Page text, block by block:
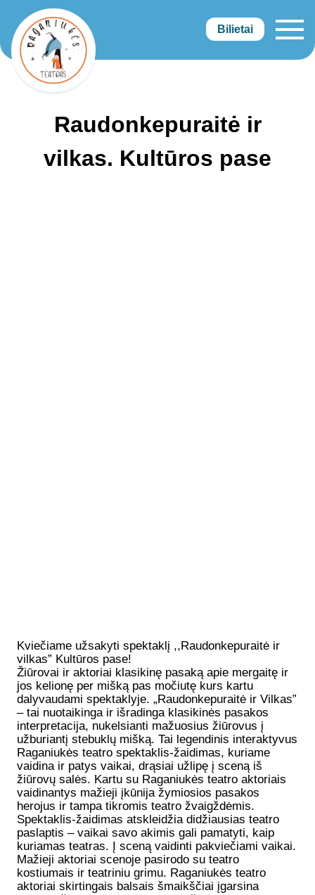
Raganiukės teatras
Bilietai
Raudonkepuraitė ir
vilkas. Kultūros pase
Kviečiame užsakyti spektaklį ,,Raudonkepuraitė ir
vilkas” Kultūros pase!
Žiūrovai ir aktoriai klasikinę pasaką apie mergaitę ir
jos kelionę per mišką pas močiutę kurs kartu
dalyvaudami spektaklyje. „Raudonkepuraitė ir Vilkas”
– tai nuotaikinga ir išradinga klasikinės pasakos
interpretacija, nukelsianti mažuosius žiūrovus į
užburiantį stebuklų mišką. Tai legendinis interaktyvus
Raganiukės teatro spektaklis-žaidimas, kuriame
vaidina ir patys vaikai, drąsiai užlipę į sceną iš
žiūrovų salės. Kartu su Raganiukės teatro aktoriais
vaidinantys mažieji įkūnija žymiosios pasakos
herojus ir tampa tikromis teatro žvaigždėmis.
Spektaklis-žaidimas atskleidžia didžiausias teatro
paslaptis – vaikai savo akimis gali pamatyti, kaip
kuriamas teatras. Į sceną vaidinti pakviečiami vaikai.
Mažieji aktoriai scenoje pasirodo su teatro
kostiumais ir teatriniu grimu. Raganiukės teatro
aktoriai skirtingais balsais šmaikščiai įgarsina